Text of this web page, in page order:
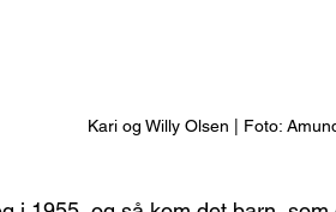
Kari og Willy Olsen | Foto: